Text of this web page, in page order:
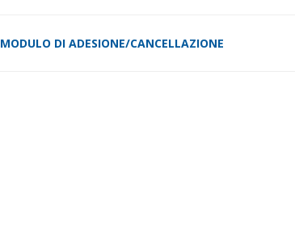
MODULO DI ADESIONE/CANCELLAZIONE